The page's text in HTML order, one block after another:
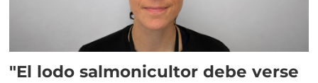
"El lodo salmonicultor debe verse